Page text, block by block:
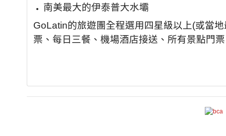
南美最大的伊泰普大水壩
GoLatin的旅遊團全程選用四星級以上(或當
票、每日三餐、機場酒店接送、所有景點門